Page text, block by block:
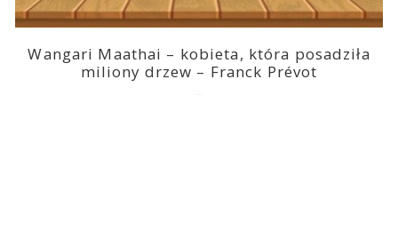
Wangari Maathai – kobieta, która posadziła
miliony drzew – Franck Prévot